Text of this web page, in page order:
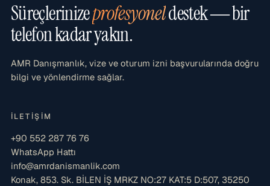
Süreçlerinizeprofesyoneldestek — bir
telefon kadar yakın.
AMR Danışmanlık, vize ve oturum izni başvurularında doğru
bilgi ve yönlendirme sağlar.
İLETIŞIM
+90 552 287 76 76
WhatsApp Hattı
info@amrdanismanlik.com
Konak, 853. Sk. BİLEN İŞ MRKZ NO:27 KAT:5 D:507, 35250